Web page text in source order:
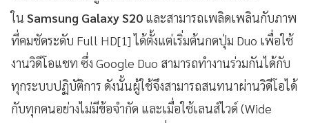
ใน Samsung Galaxy S20 และสามารถเพลิดเพลินกับภาพ
ที่คมชัดระดับ Full HD[1] ได้ตั้งแต่เริ่มต้นกดปุ่ม Duo เพื่อใช้
งานวิดีโอแชท ซึ่ง Google Duo สามารถทำงานร่วมกันได้กับ
ทุกระบบปฏิบัติการ ดังนั้นผู้ใช้จึงสามารถสนทนาผ่านวิดีโอได้
กับทุกคนอย่างไม่มีข้อจำกัด และเมื่อใช้เลนส์ไวด์ (Wide